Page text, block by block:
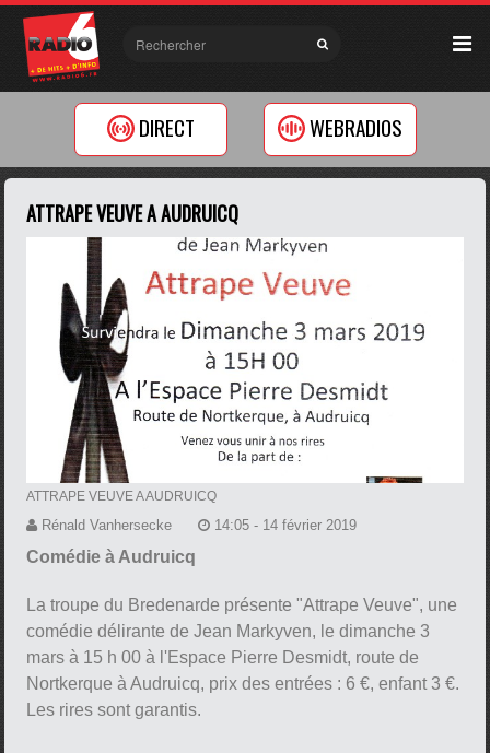
DIRECT WEBRADIOS
ATTRAPE VEUVE A AUDRUICQ
ATTRAPE VEUVE A AUDRUICQ
Rénald Vanhersecke 14:05 - 14 février 2019
Comédie à Audruicq
La troupe du Bredenarde présente "Attrape Veuve", une
comédie délirante de Jean Markyven, le dimanche 3
mars à 15 h 00 à l'Espace Pierre Desmidt, route de
Nortkerque à Audruicq, prix des entrées : 6 €, enfant 3 €.
Les rires sont garantis.